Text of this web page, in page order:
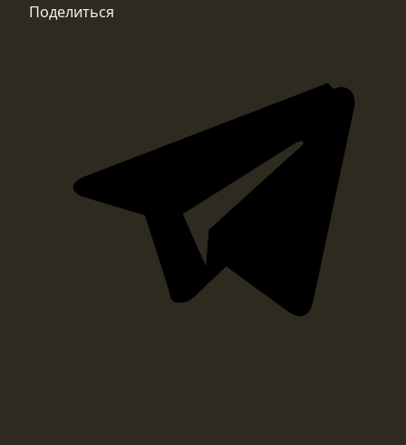
Поделиться